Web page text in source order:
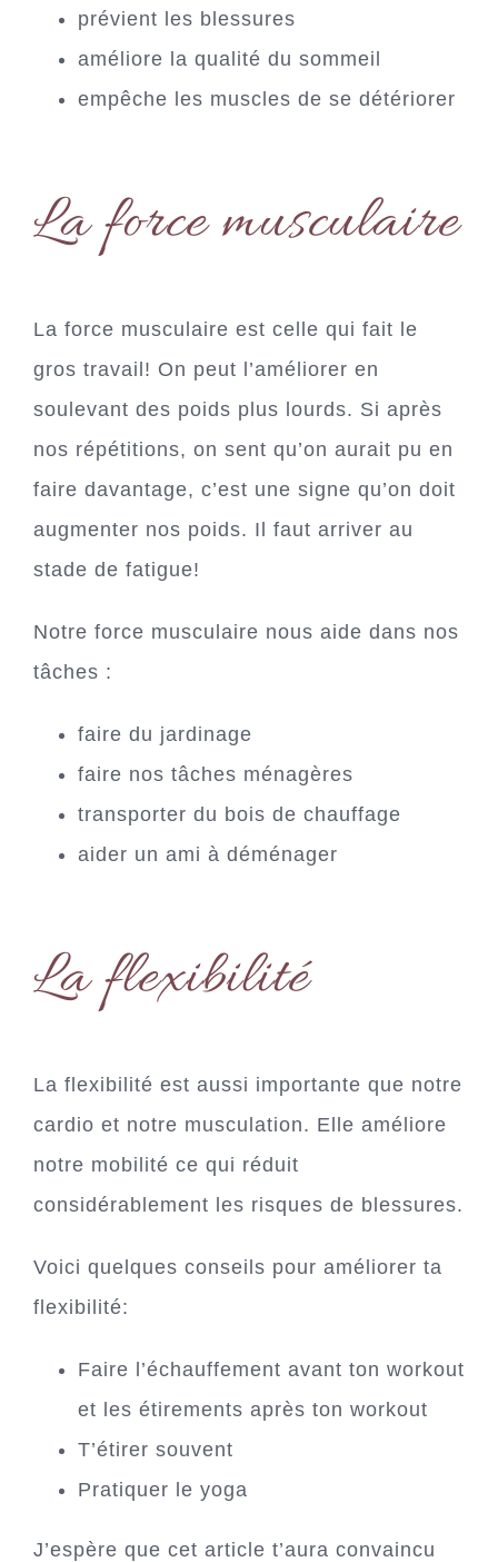
prévient les blessures
améliore la qualité du sommeil
empêche les muscles de se détériorer
La force musculaire
La force musculaire est celle qui fait le
gros travail! On peut l’améliorer en
soulevant des poids plus lourds. Si après
nos répétitions, on sent qu’on aurait pu en
faire davantage, c’est une signe qu’on doit
augmenter nos poids. Il faut arriver au
stade de fatigue!
Notre force musculaire nous aide dans nos
tâches :
faire du jardinage
faire nos tâches ménagères
transporter du bois de chauffage
aider un ami à déménager
La flexibilité
La flexibilité est aussi importante que notre
cardio et notre musculation. Elle améliore
notre mobilité ce qui réduit
considérablement les risques de blessures.
Voici quelques conseils pour améliorer ta
flexibilité:
Faire l’échauffement avant ton workout
et les étirements après ton workout
T’étirer souvent
Pratiquer le yoga
J’espère que cet article t’aura convaincu
ans?
Retrouve ton énergie, améliore ton sommeil et comprends enfin
Je télécharge mon guide gratuit
100 % gratuit – accès immédiat, sans engagement